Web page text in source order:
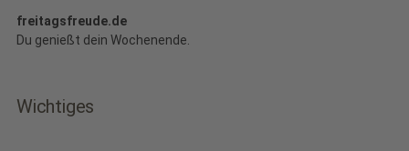
freitagsfreude.de
Du genießt dein Wochenende.
Wichtiges